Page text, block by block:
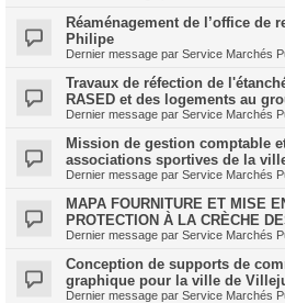
Réaménagement de l’office de
Philipe
Dernier message par Service Marchés
Travaux de réfection de
RASED et des logements au
Dernier message par Service Marchés
Mission de gestion comptable
associations sportives de la
Dernier message par Service Marchés
MAPA FOURNITURE ET MISE
PROTECTION À LA CRÈCHE
Dernier message par Service Marchés
Conception de supports de
graphique pour la ville de
Dernier message par Service Marchés